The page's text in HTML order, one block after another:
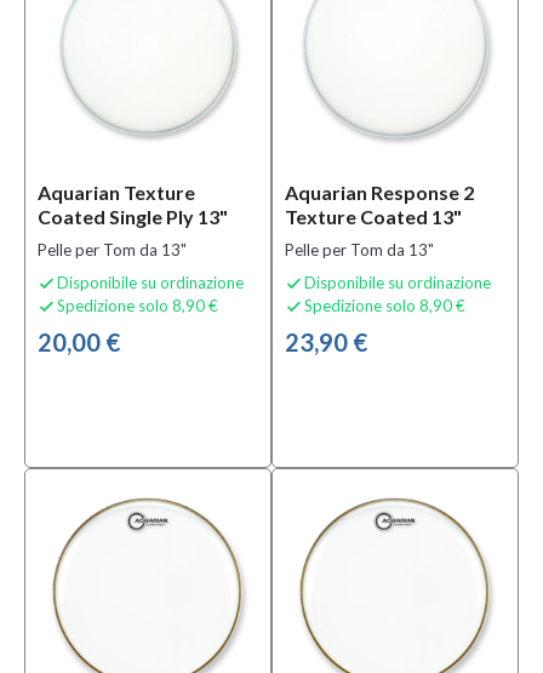
Aquarian Texture
Coated Single Ply 13"
Pelle per Tom da 13"
 Disponibile su ordinazione
 Spedizione solo 8,90 €
20,00 €
Aquarian Response 2
Texture Coated 13"
Pelle per Tom da 13"
 Disponibile su ordinazione
 Spedizione solo 8,90 €
23,90 €